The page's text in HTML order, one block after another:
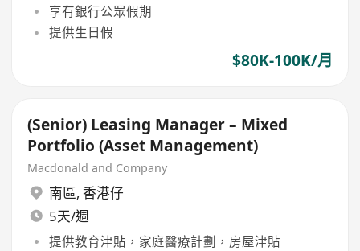
享有銀行公眾假期
提供生日假
$80K-100K/月
(Senior) Leasing Manager – Mixed
Portfolio (Asset Management)
Macdonald and Company
南區, 香港仔
5天/週
提供教育津貼，家庭醫療計劃，房屋津貼